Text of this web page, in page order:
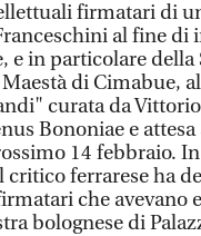
firmatari di
al fine di
e in particolare della
di Cimabue,
curata da
Bononiae e attesa
14 febbraio.
critico ferrarese ha
che avevano
bolognese di